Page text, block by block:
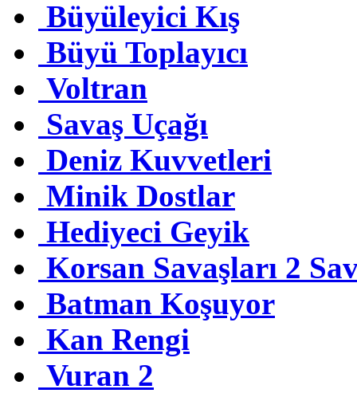
Büyüleyici Kış
Büyü Toplayıcı
Voltran
Savaş Uçağı
Deniz Kuvvetleri
Minik Dostlar
Hediyeci Geyik
Korsan Savaşları 2
Batman Koşuyor
Kan Rengi
Vuran 2